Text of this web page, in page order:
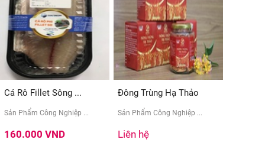
Cá Rô Fillet Sông ...
Sản Phẩm Công Nghiệp ...
160.000 VND
Đông Trùng Hạ Thảo
Sản Phẩm Công Nghiệp ...
Liên hệ